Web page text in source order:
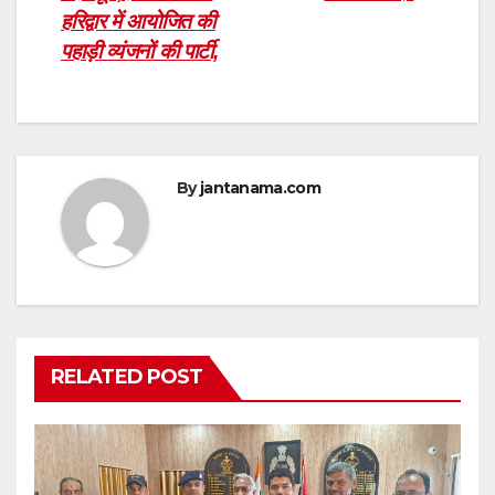
हरिद्वार में आयोजित की
पहाड़ी व्यंजनों की पार्टी,
Byjantanama.com
RELATED POST